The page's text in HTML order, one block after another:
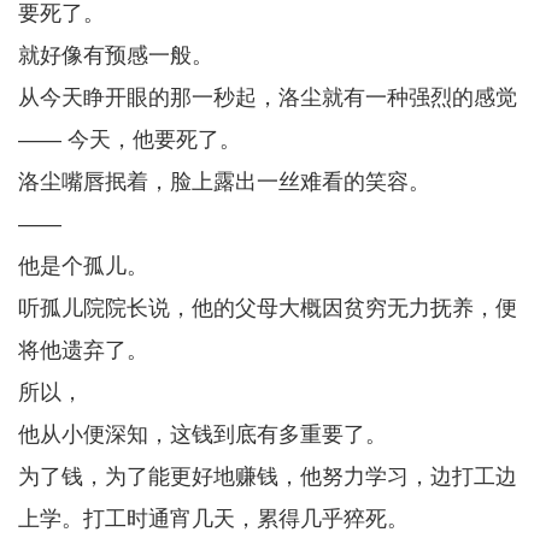
要死了。
就好像有预感一般。
从今天睁开眼的那一秒起，洛尘就有一种强烈的感觉
—— 今天，他要死了。
洛尘嘴唇抿着，脸上露出一丝难看的笑容。
——
他是个孤儿。
听孤儿院院长说，他的父母大概因贫穷无力抚养，便
将他遗弃了。
所以，
他从小便深知，这钱到底有多重要了。
为了钱，为了能更好地赚钱，他努力学习，边打工边
上学。打工时通宵几天，累得几乎猝死。